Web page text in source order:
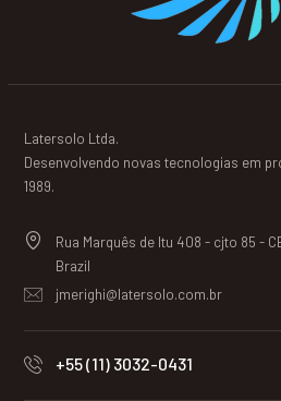
Latersolo Ltda.
Desenvolvendo novas tecnologias em
1989.
Rua Marquês de Itu 408 - cjto 85 -
Brazil
jmerighi@latersolo.com.br
+55 (11) 3032-0431